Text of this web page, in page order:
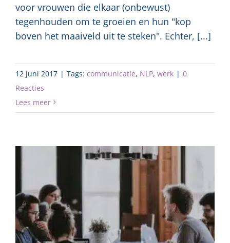
voor vrouwen die elkaar (onbewust)
tegenhouden om te groeien en hun "kop
boven het maaiveld uit te steken". Echter, [...]
12 juni 2017 | Tags: communicatie, NLP, werk | 0
Reacties
Lees meer